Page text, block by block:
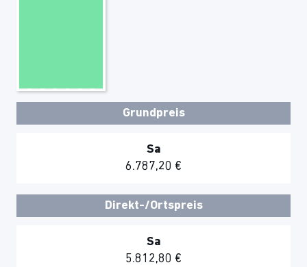
Grundpreis
Sa
6.787,20 €
Direkt-/Ortspreis
Sa
5.812,80 €